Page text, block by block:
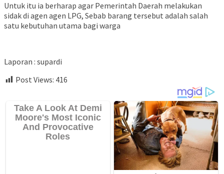
Untuk itu ia berharap agar Pemerintah Daerah melakukan
sidak di agen agen LPG, Sebab barang tersebut adalah salah
satu kebutuhan utama bagi warga
Laporan : supardi
Post Views: 416